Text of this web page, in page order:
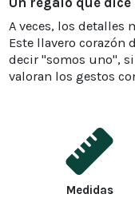
A veces, los detalles
Este llavero corazón
decir "somos uno",
valoran los gestos
Medidas